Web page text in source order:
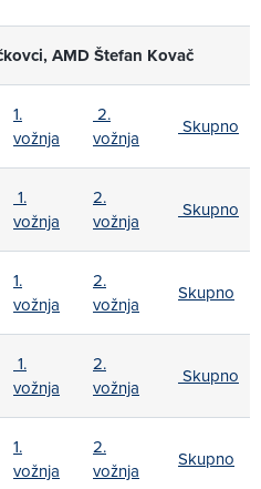
AMD Štefan Kovač
1.
vožnja
2.
vožnja
Skupno
1.
vožnja
2.
vožnja
Skupno
1.
vožnja
2.
vožnja
Skupno
1.
vožnja
2.
vožnja
Skupno
1.
vožnja
2.
vožnja
Skupno